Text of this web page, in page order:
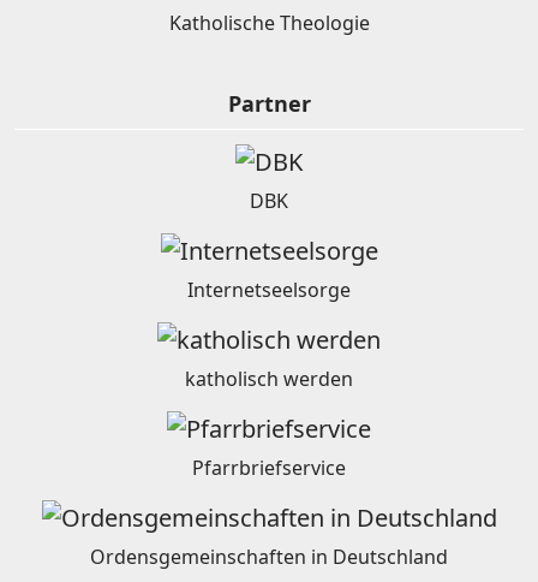
Katholische Theologie
Partner
DBK
Internetseelsorge
katholisch werden
Pfarrbriefservice
Ordensgemeinschaften in Deutschland